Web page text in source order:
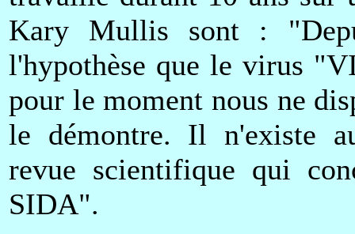
Kary Mullis sont :
l'hypothèse que le virus
pour le moment nous ne
le démontre. Il n'existe
revue scientifique qui
SIDA".